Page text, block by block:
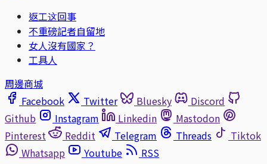
返工这回事
不重磅記者自留地
女人沒有國家？
工具人
周邊商城
Facebook
Twitter Bluesky
Discord
Github
Instagram Linkedin
Mastodon
Pinterest
Reddit Telegram Threads
Tiktok
Whatsapp
Youtube RSS